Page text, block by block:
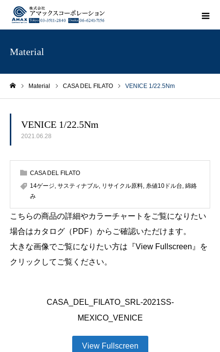
Material
Material CASA DEL FILATO VENICE 1/22.5Nm
VENICE 1/22.5Nm
2021.06.28
CASA DEL FILATO
14ゲージ, サスティナブル, リサイクル原料, 糸値10ドル台, 綿絡
み
こちらの商品の詳細やカラーチャートをご覧になりたい
場合はカタログ（PDF）からご確認いただけます。
大きな画像でご覧になりたい方は『View Fullscreen』を
クリックしてご覧ください。
CASA_DEL_FILATO_SRL-2021SS-
MEXICO_VENICE
View Fullscreen